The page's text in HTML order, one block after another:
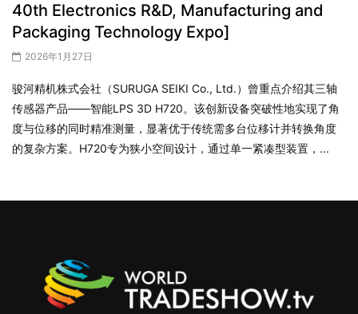
40th Electronics R&D, Manufacturing and
Packaging Technology Expo]
2026年1月27日
骏河精机株式会社（SURUGA SEIKI Co., Ltd.）曾重点介绍其三轴
传感器产品——智能LPS 3D H720。该创新设备突破性地实现了角
度与位移的同时精准测量，显著优于传统需多台位移计并转换角度
的复杂方案。H720专为狭小空间设计，通过单一紧凑型装置，...